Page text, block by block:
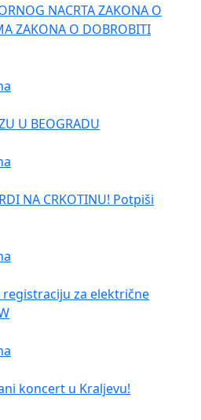
NACRTA ZAKONA O
ZAKONA O DOBROBITI
U BEOGRADU
NA CRKOTINU! Potpiši
za električne
koncert u Kraljevu!